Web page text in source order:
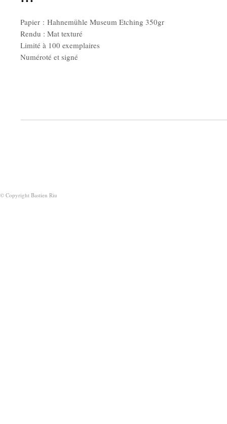
Papier : Hahnemühle Museum Etching 350gr
Rendu : Mat texturé
Limité à 100 exemplaires
Numéroté et signé
© Copyright Bastien Riu